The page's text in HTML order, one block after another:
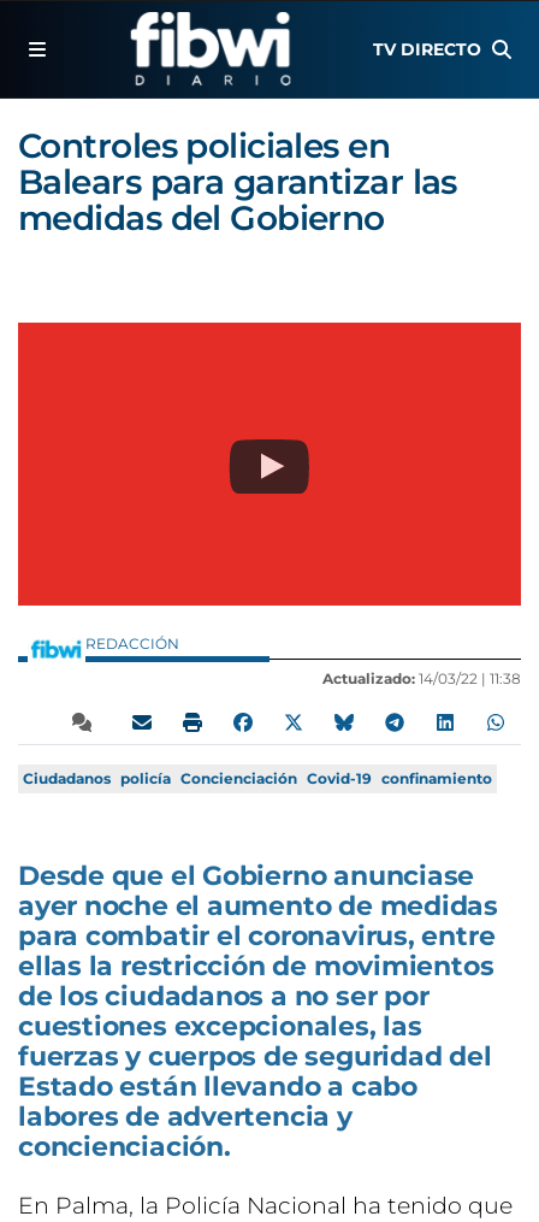
TV DIRECTO
Controles policiales en
Balears para garantizar las
medidas del Gobierno
REDACCIÓN
Actualizado: 14/03/22 | 11:38
Ciudadanos policía Concienciación Covid-19 confinamiento
Desde que el Gobierno anunciase
ayer noche el aumento de medidas
para combatir el coronavirus, entre
ellas la restricción de movimientos
de los ciudadanos a no ser por
cuestiones excepcionales, las
fuerzas y cuerpos de seguridad del
Estado están llevando a cabo
labores de advertencia y
concienciación.
En Palma, la Policía Nacional ha tenido que